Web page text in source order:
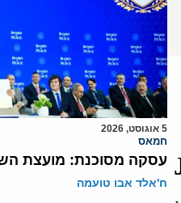
5 אוגוסט, 2026
חמאס
עסקה מסוכנת: מועצת
ח'אלד אבו טועמה